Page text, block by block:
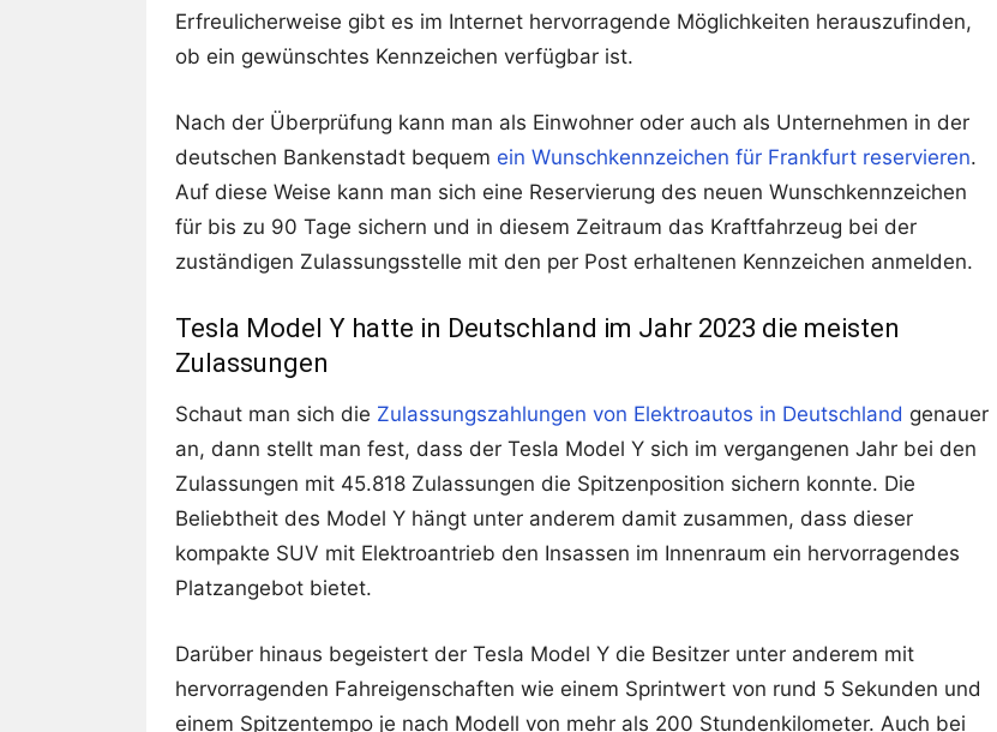
Erfreulicherweise gibt es im Internet hervorragende Möglichkeiten herauszufinden,
ob ein gewünschtes Kennzeichen verfügbar ist.
Nach der Überprüfung kann man als Einwohner oder auch als Unternehmen in der
deutschen Bankenstadt bequem ein Wunschkennzeichen für Frankfurt reservieren.
Auf diese Weise kann man sich eine Reservierung des neuen Wunschkennzeichen
für bis zu 90 Tage sichern und in diesem Zeitraum das Kraftfahrzeug bei der
zuständigen Zulassungsstelle mit den per Post erhaltenen Kennzeichen anmelden.
Tesla Model Y hatte in Deutschland im Jahr 2023 die meisten
Zulassungen
Schaut man sich die Zulassungszahlungen von Elektroautos in Deutschland genauer
an, dann stellt man fest, dass der Tesla Model Y sich im vergangenen Jahr bei den
Zulassungen mit 45.818 Zulassungen die Spitzenposition sichern konnte. Die
Beliebtheit des Model Y hängt unter anderem damit zusammen, dass dieser
kompakte SUV mit Elektroantrieb den Insassen im Innenraum ein hervorragendes
Platzangebot bietet.
Darüber hinaus begeistert der Tesla Model Y die Besitzer unter anderem mit
hervorragenden Fahreigenschaften wie einem Sprintwert von rund 5 Sekunden und
einem Spitzentempo je nach Modell von mehr als 200 Stundenkilometer. Auch bei